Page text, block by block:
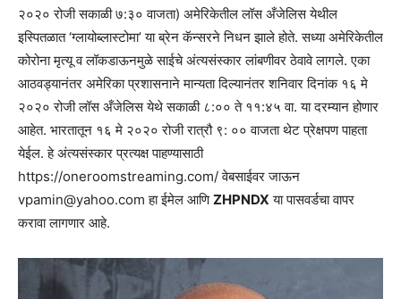
२०२० रोजी सकाळी ७:३० वाजता) अमेरिकेतील लॉस अँजेलिस येथील
इस्पितळात ‘ग्लायोब्लास्टोमा’ या ब्रेन कॅन्सरने निधन झाले होते. सध्या अमेरिकेतील
कोरोना मृत्यू व लॉकडाऊनमुळे साईचे अंत्यसंस्कार लांबणीवर ठेवावे लागले. एका
आठवड्यानंतर अमेरिका प्रशासनाने मान्यता दिल्यानंतर शनिवार दिनांक १६ मे
२०२० रोजी लॉस अँजेलिस येथे सकाळी ८:०० ते ११:४५ वा. या दरम्यान होणार
आहेत. भारतातून १६ मे २०२० रोजी रात्रौ ९: ०० वाजता थेट प्रेक्षपण पाहता
येईल. हे अंत्यसंस्कार प्रत्यक्ष पाहण्यासाठी
https://oneroomstreaming.com/ वेबसाईवर जाऊन
vpamin@yahoo.com हा ईमेल आणिZHPNDX या पासवर्डचा वापर
करावा लागणार आहे.